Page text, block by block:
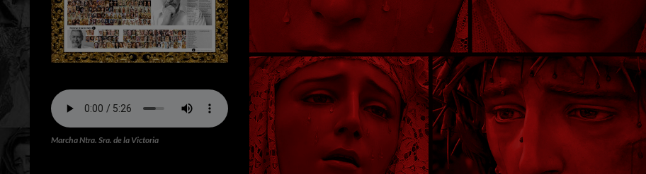
Marcha Ntra. Sra. de la Victoria